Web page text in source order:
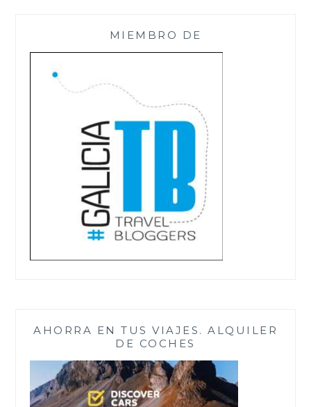
MIEMBRO DE
AHORRA EN TUS VIAJES. ALQUILER
DE COCHES